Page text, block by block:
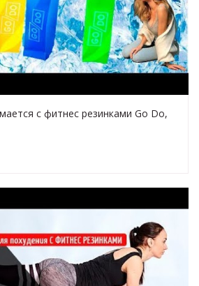
с фитнес резинками Go Do,